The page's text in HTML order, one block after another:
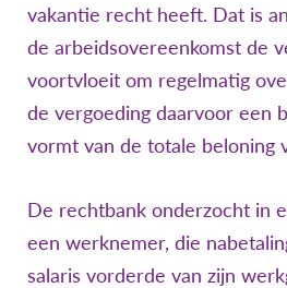
vakantie recht heeft. Dat is
de arbeidsovereenkomst de
voortvloeit om regelmatig
de vergoeding daarvoor een
vormt van de totale beloning
De rechtbank onderzocht in
een werknemer, die
salaris vorderde van zijn